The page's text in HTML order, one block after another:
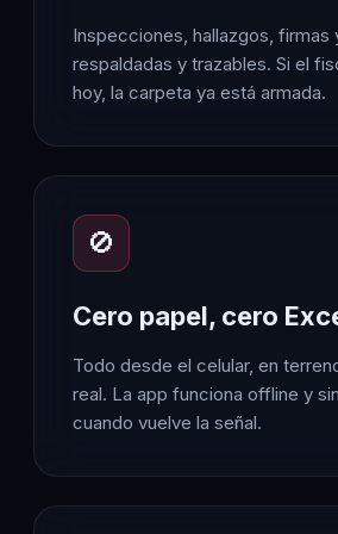
Inspecciones, hallazgos, firmas
respaldadas y trazables. Si el
hoy, la carpeta ya está armada.
🚫
Cero papel, cero
Todo desde el celular, en
real. La app funciona offline y
cuando vuelve la señal.